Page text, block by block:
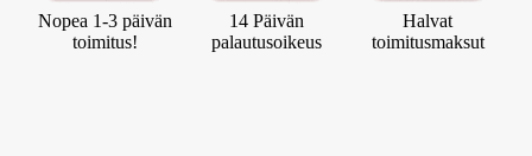
Nopea 1-3 päivän
toimitus!
14 Päivän
palautusoikeus
Halvat
toimitusmaksut